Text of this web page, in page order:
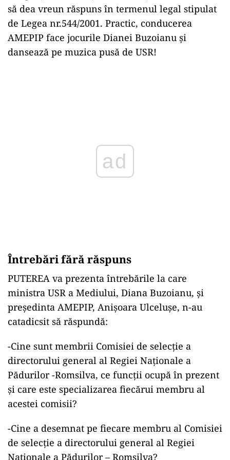
să dea vreun răspuns în termenul legal stipulat
de Legea nr.544/2001. Practic, conducerea
AMEPIP face jocurile Dianei Buzoianu și
dansează pe muzica pusă de USR!
ad
Întrebări fără răspuns
PUTEREA va prezenta întrebările la care
ministra USR a Mediului, Diana Buzoianu, și
președinta AMEPIP, Anișoara Ulcelușe, n-au
catadicsit să răspundă:
-Cine sunt membrii Comisiei de selecție a
directorului general al Regiei Naționale a
Pădurilor -Romsilva, ce funcții ocupă în prezent
și care este specializarea fiecărui membru al
acestei comisii?
-Cine a desemnat pe fiecare membru al Comisiei
de selecție a directorului general al Regiei
Naționale a Pădurilor – Romsilva?